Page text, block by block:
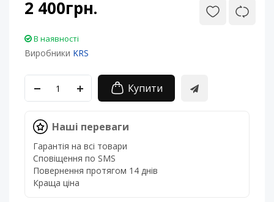
2 400грн.
В наявності
Виробники KRS
Купити
Наші переваги
Гарантія на всі товари
Сповіщення по SMS
Повернення протягом 14 днів
Краща ціна